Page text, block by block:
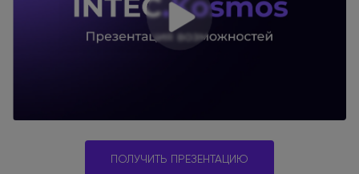
ПОЛУЧИТЬ ПРЕЗЕНТАЦИЮ